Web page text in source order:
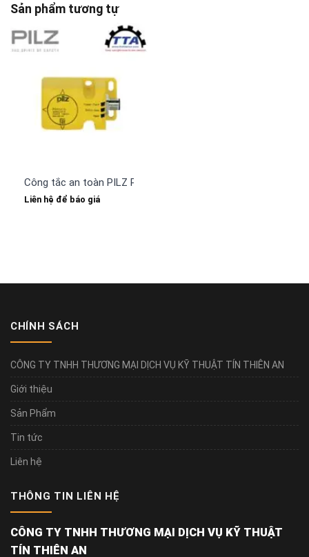
Sản phẩm tương tự
Công tắc an toàn PILZ PSEN cs2.1n (540153)
Liên hệ để báo giá
CHÍNH SÁCH
CÔNG TY TNHH THƯƠNG MẠI DỊCH VỤ KỸ THUẬT TÍN THIÊN AN
Giới thiệu
Sản Phẩm
Tin tức
Liên hệ
THÔNG TIN LIÊN HỆ
CÔNG TY TNHH THƯƠNG MẠI DỊCH VỤ KỸ THUẬT
TÍN THIÊN AN